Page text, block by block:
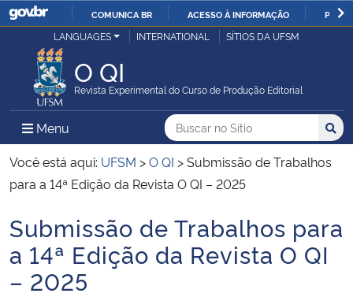
IR
COMUNICA BR ACESSO À INFORMAÇÃO
Ministério da Justiça e Segurança Pública
Ministério da Defesa
Ministério das Relações Exteriores
Ministério da Infraestrutura
Ministério da Agricultura, Pecuária e Abastecimento
LANGUAGES INTERNATIONAL SÍTIOS DA UFSM
O QI
Revista Experimental do Curso de Produção Editorial
Menu Menu Principal do Sítio
Busca
Buscar no no Sítio
Busca:
Você está aqui: UFSM >O QI >Submissão de Trabalhos
para a 14ª Edição da Revista O QI – 2025
Início do conteúdo
Submissão de Trabalhos para
a 14ª Edição da Revista O QI
– 2025